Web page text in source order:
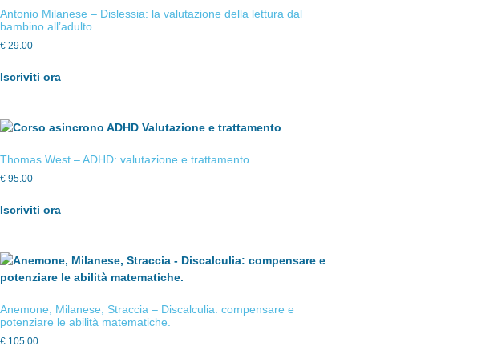
Antonio Milanese – Dislessia: la valutazione della lettura dal
bambino all’adulto
€ 29.00
Iscriviti ora
Thomas West – ADHD: valutazione e trattamento
€ 95.00
Iscriviti ora
Anemone, Milanese, Straccia – Discalculia: compensare e
potenziare le abilità matematiche.
€ 105.00